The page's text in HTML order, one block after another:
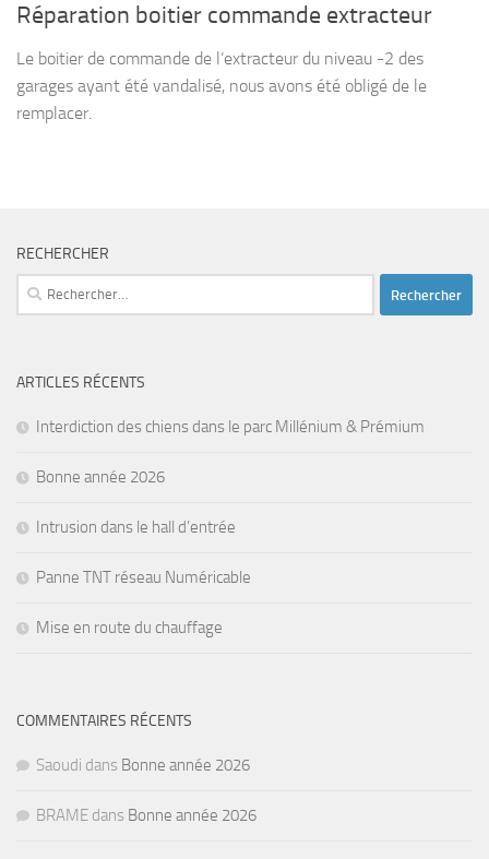
Réparation boitier commande extracteur
Le boitier de commande de l’extracteur du niveau -2 des
garages ayant été vandalisé, nous avons été obligé de le
remplacer.
RECHERCHER
Rechercher :
ARTICLES RÉCENTS
Interdiction des chiens dans le parc Millénium & Prémium
Bonne année 2026
Intrusion dans le hall d’entrée
Panne TNT réseau Numéricable
Mise en route du chauffage
COMMENTAIRES RÉCENTS
Saoudi dans Bonne année 2026
BRAME dans Bonne année 2026